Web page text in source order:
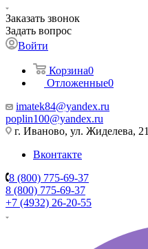
Заказать звонок
Задать вопрос
Войти
Корзина0
Отложенные0
imatek84@yandex.ru
poplin100@yandex.ru
г. Иваново, ул. Жиделева, 21
Вконтакте
8 (800) 775-69-37
8 (800) 775-69-37
+7 (4932) 26-20-55